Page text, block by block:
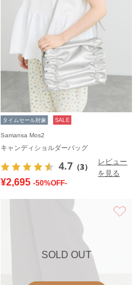
タイムセール対象 SALE
Samansa Mos2
キャンディショルダーバッグ
4.7 （3）
レビュー
を見る
¥2,695 -50%OFF-
SOLD OUT